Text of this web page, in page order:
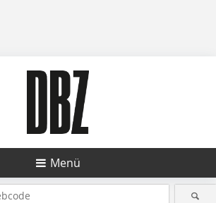
Menü